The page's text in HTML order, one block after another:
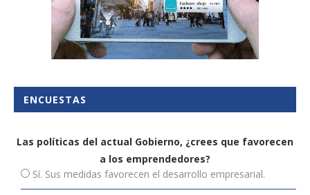
ENCUESTAS
Las políticas del actual Gobierno, ¿crees que favorecen
a los emprendedores?
Sí. Sus medidas favorecen el desarrollo empresarial.